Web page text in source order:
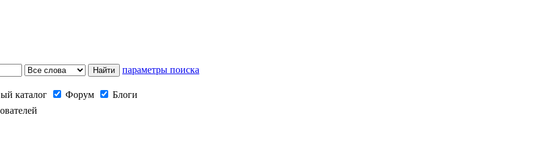
параметры поиска
каталог Форум
Блоги